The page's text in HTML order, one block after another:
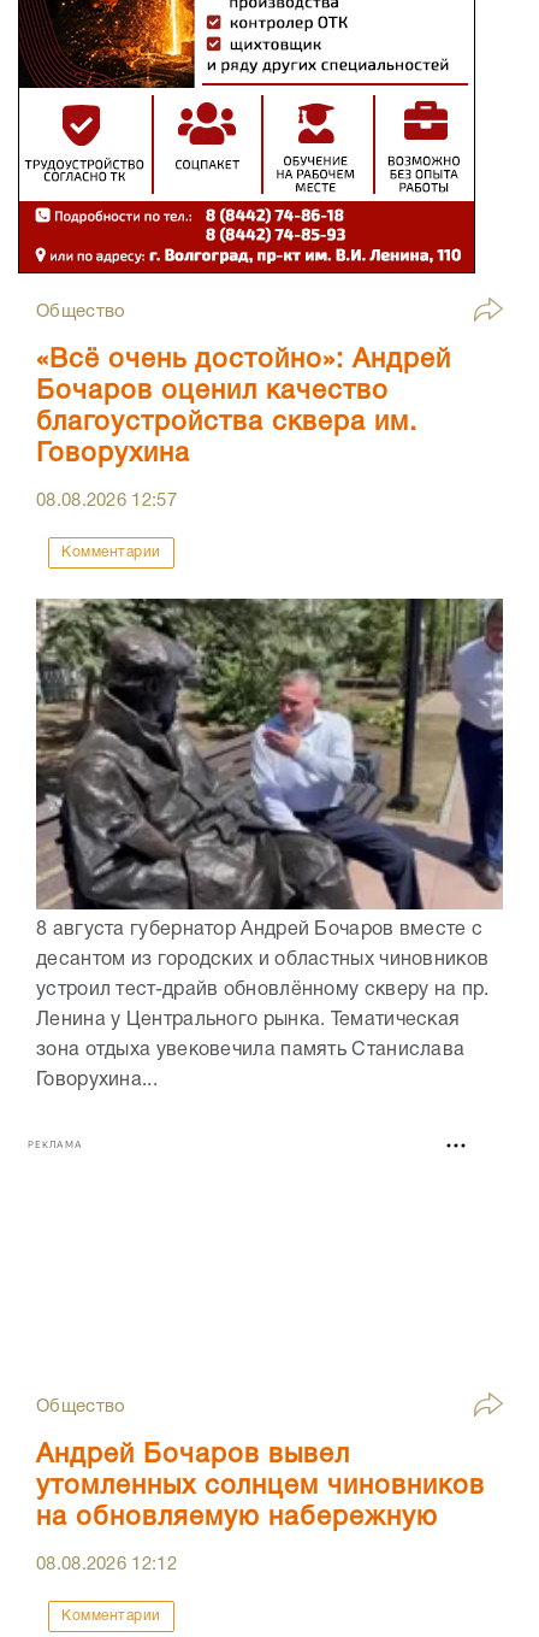
Общество
«Всё очень достойно»: Андрей
Бочаров оценил качество
благоустройства сквера им.
Говорухина
08.08.2026 12:57
Комментарии
8 августа губернатор Андрей Бочаров вместе с
десантом из городских и областных чиновников
устроил тест-драйв обновлённому скверу на пр.
Ленина у Центрального рынка. Тематическая
зона отдыха увековечила память Станислава
Говорухина...
РЕКЛАМА
Общество
Андрей Бочаров вывел
утомленных солнцем чиновников
на обновляемую набережную
08.08.2026 12:12
Комментарии